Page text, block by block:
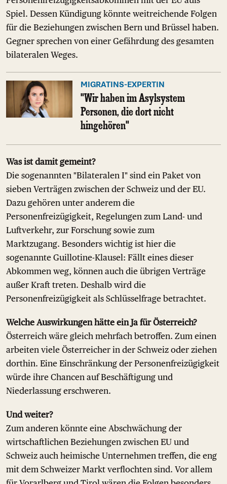
Spiel. Dessen Kündigung könnte weitreichende Folgen
für die Beziehungen zwischen Bern und Brüssel haben.
Gegner sprechen von einer Gefährdung des gesamten
bilateralen Weges.
MIGRATINS-EXPERTIN
"Wir haben im Asylsystem
Personen, die dort nicht
hingehören"
Was ist damit gemeint?
Die sogenannten "Bilateralen I" sind ein Paket von
sieben Verträgen zwischen der Schweiz und der EU.
Dazu gehören unter anderem die
Personenfreizügigkeit, Regelungen zum Land- und
Luftverkehr, zur Forschung sowie zum
Marktzugang. Besonders wichtig ist hier die
sogenannte Guillotine-Klausel: Fällt eines dieser
Abkommen weg, können auch die übrigen Verträge
außer Kraft treten. Deshalb wird die
Personenfreizügigkeit als Schlüsselfrage betrachtet.
Welche Auswirkungen hätte ein Ja für Österreich?
Österreich wäre gleich mehrfach betroffen. Zum einen
arbeiten viele Österreicher in der Schweiz oder ziehen
dorthin. Eine Einschränkung der Personenfreizügigkeit
würde ihre Chancen auf Beschäftigung und
Niederlassung erschweren.
Und weiter?
Zum anderen könnte eine Abschwächung der
wirtschaftlichen Beziehungen zwischen EU und
Schweiz auch heimische Unternehmen treffen, die eng
mit dem Schweizer Markt verflochten sind. Vor allem